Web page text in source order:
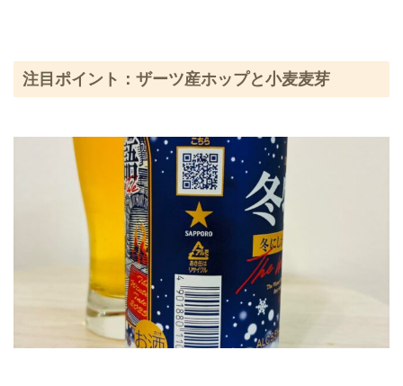
注目ポイント：ザーツ産ホップと小麦麦芽